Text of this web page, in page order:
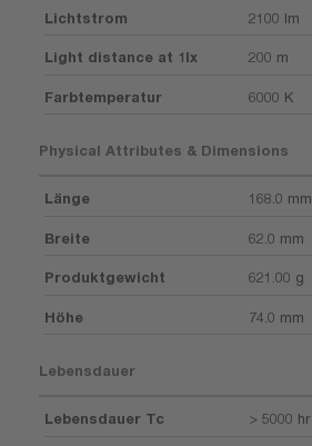
Lichtstrom 2100 lm
Light distance at 1lx 200 m
Farbtemperatur 6000 K
Physical Attributes & Dimensions
Länge 168.0 mm
Breite 62.0 mm
Produktgewicht 621.00 g
Höhe 74.0 mm
Lebensdauer
Lebensdauer Tc > 5000 hr